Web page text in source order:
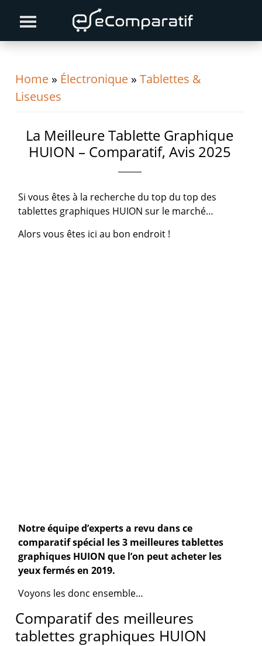
primary
content
primary
Home » Électronique »Tablettes &
Liseuses
La Meilleure Tablette Graphique
HUION – Comparatif, Avis 2025
Si vous êtes à la recherche du top du top des
tablettes graphiques HUION sur le marché…
Alors vous êtes ici au bon endroit !
Notre équipe d’experts a revu dans ce
comparatif spécial les 3 meilleures tablettes
graphiques HUION que l’on peut acheter les
yeux fermés en 2019.
Voyons les donc ensemble…
Comparatif des meilleures
tablettes graphiques HUION